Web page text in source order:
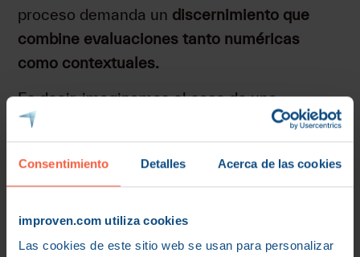
Consentimiento Detalles Acerca de las cookies
improven.com utiliza cookies
Las cookies de este sitio web se usan para personalizar
proceso demanda un discernimiento que
combine evaluaciones tanto numéricas
como contextuales.
Es decir, imaginamos el caso de una
corporación tecnológica que se debate entre
invertir en el desarrollo de una nueva
aplicación o en la optimización de una ya
análisis de mercado (aspecto cuantitativo)
sino también en cómo esta decisión se